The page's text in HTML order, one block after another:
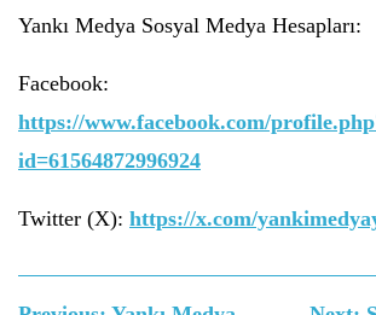
Yankı Medya Sosyal Medya Hesapları:
Facebook:
https://www.facebook.com/
id=61564872996924
Twitter (X): https://x.com/